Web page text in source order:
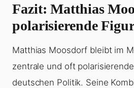
Fazit: Matthias
polarisierende
Matthias Moosdorf bleibt im
zentrale und oft
deutschen Politik. Seine